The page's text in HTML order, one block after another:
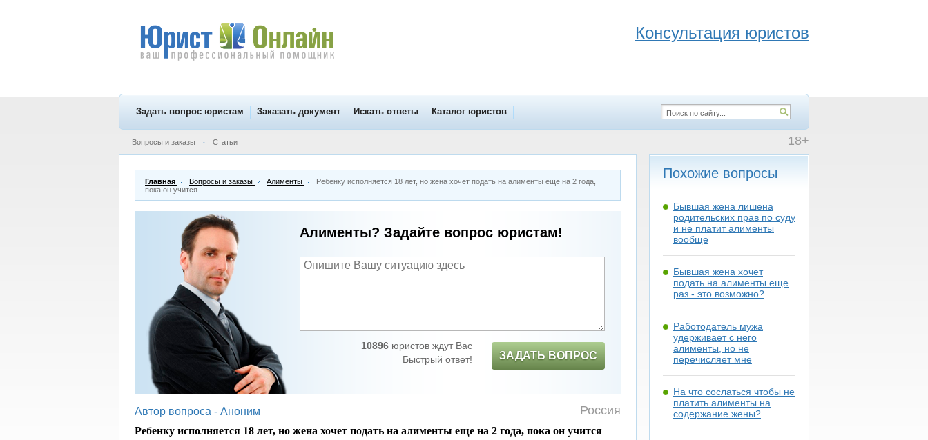
Консультация юристов
Задать вопрос юристам Заказать документ Искать ответы Каталог юристов
18+
Вопросы и заказы • Статьи
Главная Вопросы и заказы Алименты
Ребенку исполняется 18 лет, но жена хочет подать на алименты еще на 2 года,
пока он учится
Алименты? Задайте вопрос юристам!
10896юристов ждут Вас
Быстрый ответ!
ЗАДАТЬ ВОПРОС
Автор вопроса - Аноним Россия
Ребенку исполняется 18 лет, но жена хочет подать на алименты еще на 2 года, пока он учится
Похожие вопросы
Бывшая жена лишена
родительских прав по суду
и не платит алименты
вообще
Бывшая жена хочет
подать на алименты еще
раз - это возможно?
Работодатель мужа
удерживает с него
алименты, но не
перечисляет мне
На что сослаться чтобы не
платить алименты на
содержание жены?